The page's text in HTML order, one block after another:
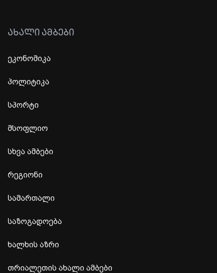
ᲐᲮᲐᲚᲘ ᲐᲛᲑᲔᲑᲘ
ეკონომიკა
პოლიტიკა
სპორტი
მსოფლიო
სხვა ამბები
რეგიონი
სამართალი
საზოგადოება
ხალხის აზრი
თრიალეთის ახალი ამბები